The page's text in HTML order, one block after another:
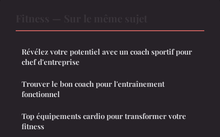
Révélez votre potentiel avec un coach sportif pour
chef d'entreprise
Trouver le bon coach pour l'entraînement
fonctionnel
Top équipements cardio pour transformer votre
fitness